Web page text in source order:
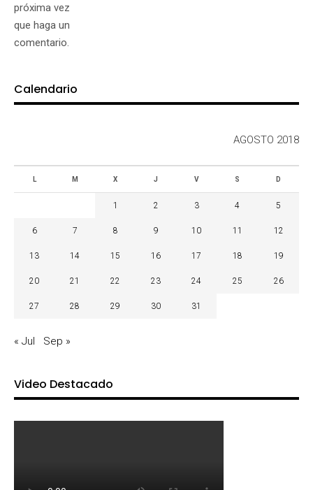
próxima vez
que haga un
comentario.
Calendario
AGOSTO 2018
L M X J V S D
1 2 3 4 5
6 7 8 9 10 11 12
13 14 15 16 17 18 19
20 21 22 23 24 25 26
27 28 29 30 31
« Jul Sep »
Video Destacado